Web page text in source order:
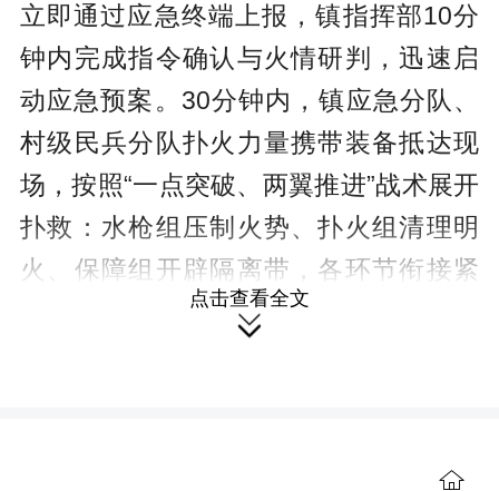
立即通过应急终端上报，镇指挥部10分
钟内完成指令确认与火情研判，迅速启
动应急预案。30分钟内，镇应急分队、
村级民兵分队扑火力量携带装备抵达现
场，按照“一点突破、两翼推进”战术展开
扑救：水枪组压制火势、扑火组清理明
火、保障组开辟隔离带，各环节衔接紧
密。演练全程严格对标“1小时处置反
及时进行救治。在全体参演人员的共同
点击查看全文
